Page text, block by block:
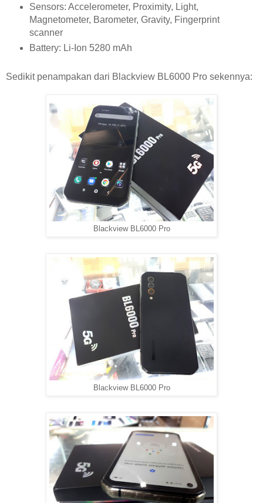
Sensors: Accelerometer, Proximity, Light,
Magnetometer, Barometer, Gravity, Fingerprint
scanner
Battery: Li-Ion 5280 mAh
Sedikit penampakan dari Blackview BL6000 Pro sekennya:
Blackview BL6000 Pro
Blackview BL6000 Pro